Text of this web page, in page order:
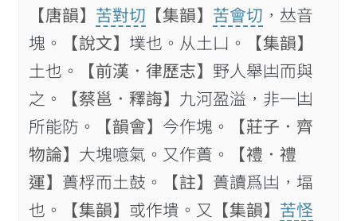
【唐韻】 苦對切 【集韻】 苦會切 ，𠀤音
塊。
【說文】 墣也。从土凵。
【集韻】
土也。
【前漢．律歷志】 野人舉凷而與
之。
【蔡邕．釋誨】 九河盈溢，非一凷
所能防。
【韻會】 今作塊。
【莊子．齊
物論】 大塊噫氣。又作蕢。
【禮．禮
運】 蕢桴而土鼓。 【註】 蕢讀爲凷，堛
也。
【集韻】 或作墤。又 【集韻】 苦怪